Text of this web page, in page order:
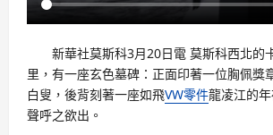
新華社莫斯科3月20日電 莫斯科西北的
里，有一座玄色墓碑：正面印著一位胸佩獎
白叟，後背刻著一座如飛VW零件龍凌江的
聲呼之欲出。